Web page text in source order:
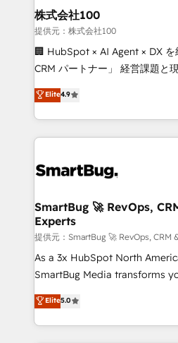
from week one, in your time zone. What we
Onboarding: Live in weeks,
around your business, not a
Move from any legacy CRM.
run your revenue process.
service wired together. ➤ AI
tune-ups, feature rollouts, adoption
HubSpot, switching to it, or
We are built for the work.
株式会社100
提供元：株式会社100
🏢 HubSpot × AI Agent × DX
CRM パートナー」 経営課題と現場業務をつなぐAIネイ
ティブ・エージェンシーとして
力で顧客フロント業務を再設計します。 💡
をする会社か？ HubSpotを共
トを組み込んだ顧客フロント業
ィブ・エージェンシーです。事
を、CRMを軸とした全社共通基
思決定者・PMO・現場担当者に並
HubSpot導入・活用支援 顧客デ
GTMの見える化・自動化まで
タ品質設計、グループ横断の
の一部をAIが自律実行する組織
Breeze・Claude等をHubSpot
Elite4.9
SmartBug 🚀 RevOps,
Experts
提供元：SmartBug 🚀 RevOps, CRM
As a 3x HubSpot North
SmartBug Media transforms
into a revenue engine. Our
includes specialized divisions
Software) and Point Success
Elite5.0